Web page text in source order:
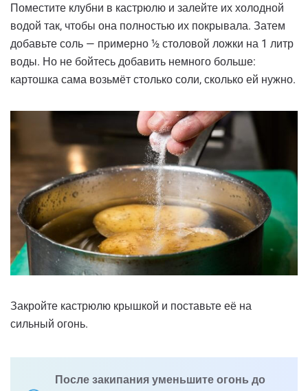
Поместите клубни в кастрюлю и залейте их холодной
водой так, чтобы она полностью их покрывала. Затем
добавьте соль — примерно ½ столовой ложки на 1 литр
воды. Но не бойтесь добавить немного больше:
картошка сама возьмёт столько соли, сколько ей нужно.
Закройте кастрюлю крышкой и поставьте её на
сильный огонь.
После закипания уменьшите огонь до